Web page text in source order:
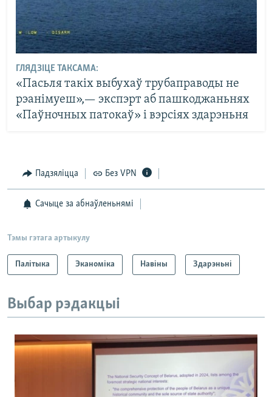
ГЛЯДЗІЦЕ ТАКСАМА:
«Пасьля такіх выбухаў трубаправоды не
рэанімуеш»,— экспэрт аб пашкоджаньнях
«Паўночных патокаў» і вэрсіях здарэньня
Падзяліцца Без VPN
Сачыце за абнаўленьнямі
Тэмы гэтага артыкулу
Палітыка Эканоміка Навіны Здарэньні
Выбар рэдакцыі